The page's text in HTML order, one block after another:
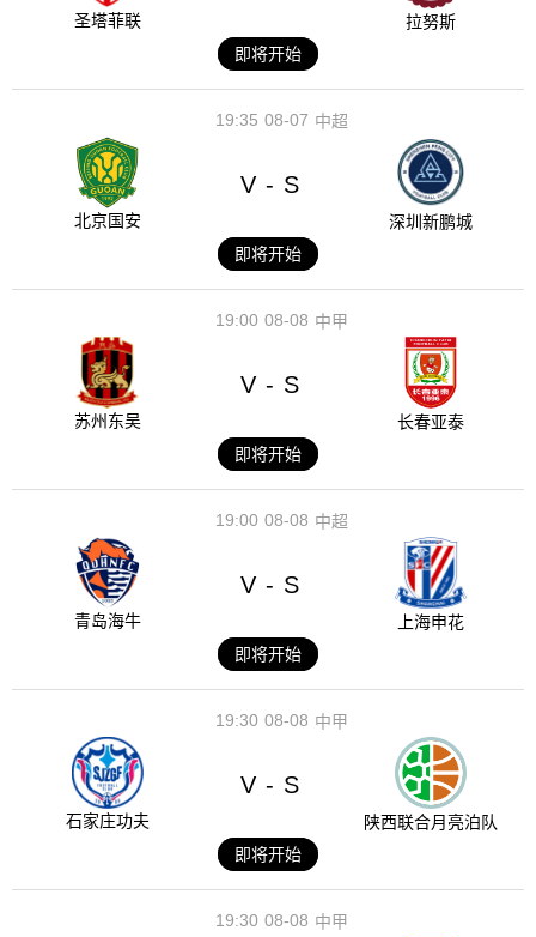
圣塔菲联
拉努斯
即将开始
08-07
19:35 中超
北京国安
V - S
深圳新鹏城
即将开始
08-08
19:00 中甲
苏州东吴
V - S
长春亚泰
即将开始
08-08
19:00 中超
青岛海牛
V - S
上海申花
即将开始
08-08
19:30 中甲
石家庄功夫
V - S
陕西联合月亮泊队
即将开始
08-08
19:30 中甲